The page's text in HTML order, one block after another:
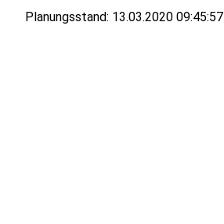
Planungsstand: 13.03.2020 09:45:57